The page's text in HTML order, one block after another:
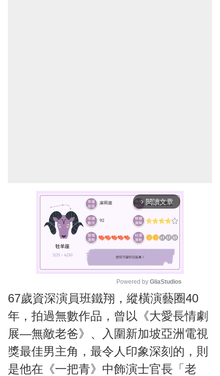
arrow_forward_ios 閱讀文章
M
t
e
Powered by GliaStudios
67歲資深演員班鐵翔，縱橫演藝圈40
年，拍過無數作品，曾以《大愛長情劇
展—無敵老爸》、入圍新加坡亞洲電視
獎最佳男主角，最令人印象深刻的，則
是他在《一把青》中飾演士官長「老